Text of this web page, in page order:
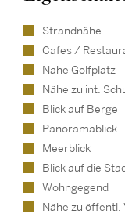
Strandnähe
Cafes /
Nähe Golfplatz
Nähe zu int.
Blick auf Berge
Panoramablick
Meerblick
Blick auf die
Wohngegend
Nähe zu